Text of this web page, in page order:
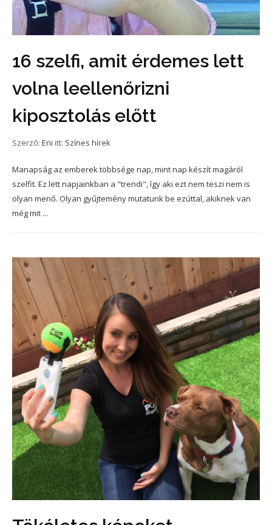
16 szelfi, amit érdemes lett
volna leellenőrizni
kiposztolás előtt
Szerző: Eni itt: Színes hírek
Manapság az emberek többsége nap, mint nap készít magáról
szelfit. Ez lett napjainkban a "trendi", így aki ezt nem teszi nem is
olyan menő. Olyan gyűjtemény mutatunk be ezúttal, akiknek van
még mit ...